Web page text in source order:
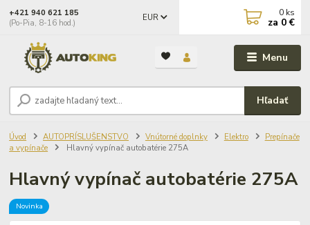
Menu
EUR
Hľadať
+421 940 621 185
(Po-Pia, 8-16 hod.)
0 ks
za 0 €
Úvod AUTOPRÍSLUŠENSTVO Vnútorné doplnky Elektro
Prepínače
a vypínače
Hlavný vypínač autobatérie 275A
Hlavný vypínač autobatérie 275A
Novinka